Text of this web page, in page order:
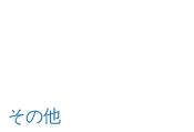
その他